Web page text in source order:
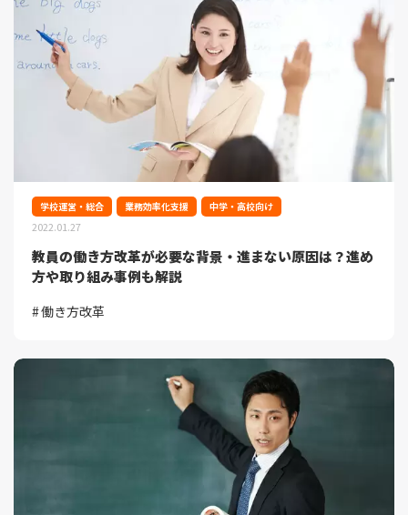
学校運営・総合 業務効率化支援 中学・高校向け
2022.01.27
教員の働き方改革が必要な背景・進まない原因は？進め
方や取り組み事例も解説
働き方改革